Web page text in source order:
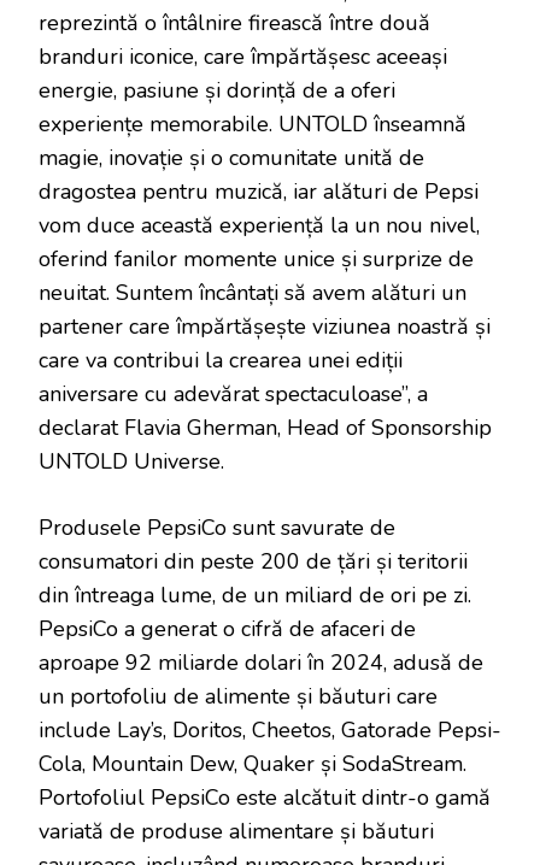
reprezintă o întâlnire firească între două
branduri iconice, care împărtășesc aceeași
energie, pasiune și dorință de a oferi
experiențe memorabile. UNTOLD înseamnă
magie, inovație și o comunitate unită de
dragostea pentru muzică, iar alături de Pepsi
vom duce această experiență la un nou nivel,
oferind fanilor momente unice și surprize de
neuitat. Suntem încântați să avem alături un
partener care împărtășește viziunea noastră și
care va contribui la crearea unei ediții
aniversare cu adevărat spectaculoase”, a
declarat Flavia Gherman, Head of Sponsorship
UNTOLD Universe.
Produsele PepsiCo sunt savurate de
consumatori din peste 200 de țări și teritorii
din întreaga lume, de un miliard de ori pe zi.
PepsiCo a generat o cifră de afaceri de
aproape 92 miliarde dolari în 2024, adusă de
un portofoliu de alimente și băuturi care
include Lay’s, Doritos, Cheetos, Gatorade Pepsi-
Cola, Mountain Dew, Quaker și SodaStream.
Portofoliul PepsiCo este alcătuit dintr-o gamă
variată de produse alimentare și băuturi